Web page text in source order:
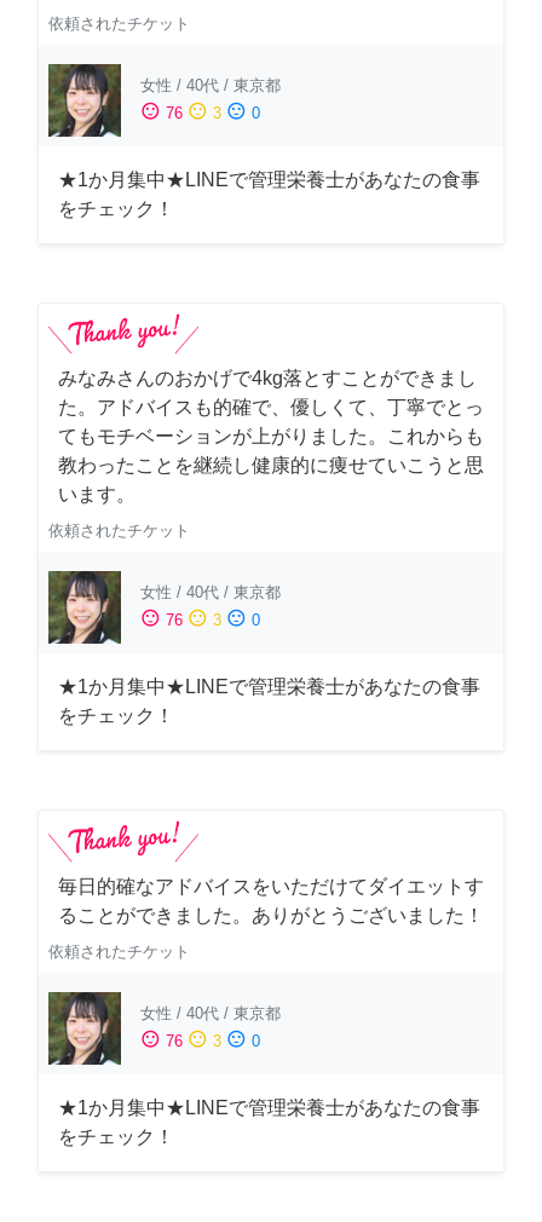
依頼されたチケット
女性 / 40代 / 東京都
sentiment_satisfied 76 sentiment_neutral 3 sentiment_dissatisfied 0
★1か月集中★LINEで管理栄養士があなたの食事
をチェック！
みなみさんのおかげで4kg落とすことができまし
た。アドバイスも的確で、優しくて、丁寧でとっ
てもモチベーションが上がりました。これからも
教わったことを継続し健康的に痩せていこうと思
います。
依頼されたチケット
女性 / 40代 / 東京都
sentiment_satisfied 76 sentiment_neutral 3 sentiment_dissatisfied 0
★1か月集中★LINEで管理栄養士があなたの食事
をチェック！
毎日的確なアドバイスをいただけてダイエットす
ることができました。ありがとうございました！
依頼されたチケット
女性 / 40代 / 東京都
sentiment_satisfied 76 sentiment_neutral 3 sentiment_dissatisfied 0
★1か月集中★LINEで管理栄養士があなたの食事
をチェック！